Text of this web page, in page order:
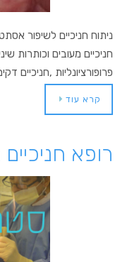
ניתוח חניכיים לשיפור
חניכיים מעובים וכותרות
פרופורציונליות ,חניכיים
קרא עוד
רופא